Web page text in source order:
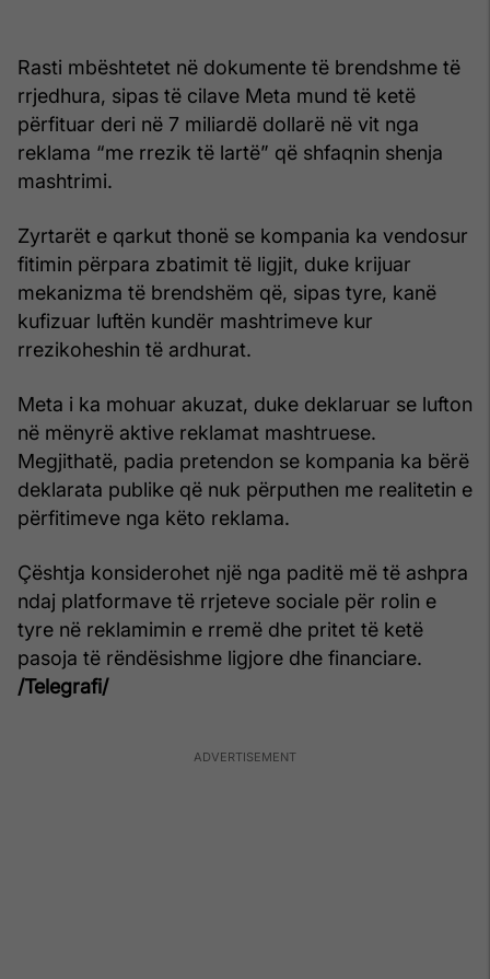
Rasti mbështetet në dokumente të brendshme të
rrjedhura, sipas të cilave Meta mund të ketë
përfituar deri në 7 miliardë dollarë në vit nga
reklama “me rrezik të lartë” që shfaqnin shenja
mashtrimi.
Zyrtarët e qarkut thonë se kompania ka vendosur
fitimin përpara zbatimit të ligjit, duke krijuar
mekanizma të brendshëm që, sipas tyre, kanë
kufizuar luftën kundër mashtrimeve kur
rrezikoheshin të ardhurat.
Meta i ka mohuar akuzat, duke deklaruar se lufton
në mënyrë aktive reklamat mashtruese.
Megjithatë, padia pretendon se kompania ka bërë
deklarata publike që nuk përputhen me realitetin e
përfitimeve nga këto reklama.
Çështja konsiderohet një nga paditë më të ashpra
ndaj platformave të rrjeteve sociale për rolin e
tyre në reklamimin e rremë dhe pritet të ketë
pasoja të rëndësishme ligjore dhe financiare.
/Telegrafi/